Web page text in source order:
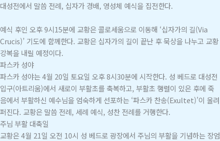
대성전에서 말씀 전례, 십자가 경배, 영성체 예식을 집전한다.
예식 후인 오후 9시15분에 교황은 콜로세움으로 이동해 ‘십자가의 길(Via
Crucis)’ 기도에 함께한다. 교황은 십자가의 길이 끝난 후 묵상을 나누고 교황
강복을 내릴 예정이다.
파스카 성야
파스카 성야는 4월 20일 토요일 오후 8시30분에 시작한다. 성 베드로 대성전
입구(아트리움)에서 새로이 부활초를 축복하고, 부활초 행렬이 있은 후에 죽
음에서 부활하신 예수님을 엄숙하게 선포하는 ‘파스카 찬송(Exultet)’이 울려
퍼진다. 교황은 말씀 전례, 세례 예식, 성찬 전례를 거행한다.
주님 부활 대축일
교황은 4월 21일 오전 10시 성 베드로 광장에서 주님의 부활을 기념하는 장엄